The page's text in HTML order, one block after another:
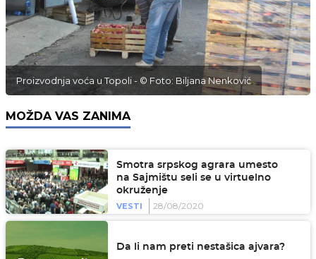
Proizvodnja voća u Topoli - © Foto: Biljana Nenković
MOŽDA VAS ZANIMA
Smotra srpskog agrara umesto
na Sajmištu seli se u virtuelno
okruženje
VESTI
28/08/2020
Da li nam preti nestašica ajvara?